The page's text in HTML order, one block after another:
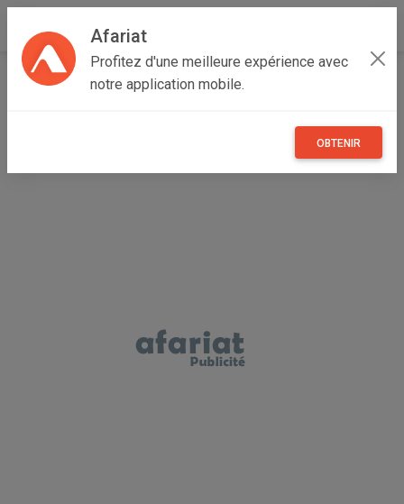
Afariat
Profitez d'une meilleure expérience avec
notre application mobile.
OBTENIR
Accueil Emploi, affaires et services
services lustrage carreaux carrelage et marbre